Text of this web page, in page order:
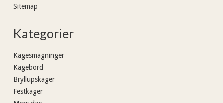
Sitemap
Kategorier
Kagesmagninger
Kagebord
Bryllupskager
Festkager